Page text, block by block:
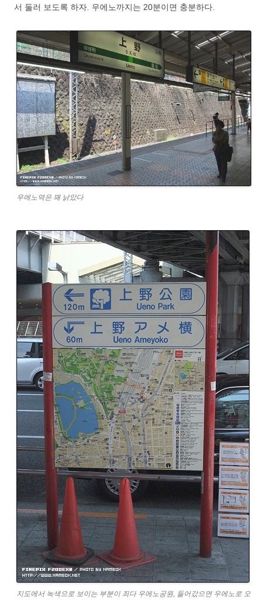
서 둘러 보도록 하자. 우에노까지는 20분이면 충분하다.
우에노역은 꽤 낡았다
지도에서 녹색으로 보이는 부분이 죄다 우에노공원, 들어갔으면 우에노로 오